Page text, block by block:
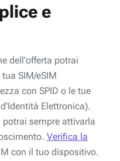
e
dell'offerta potrai
SIM/eSIM
con SPID o le tue
Elettronica).
potrai sempre attivarla
Verifica la
con il tuo dispositivo.